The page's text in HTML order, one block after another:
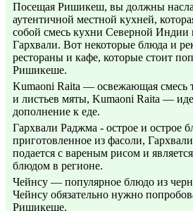
Посещая Ришикеш, вы должны
аутентичной местной кухней,
собой смесь кухни Северной Индии
Гархвали. Вот некоторые блюда и
рестораны и кафе, которые стоит
Ришикеше.
Kumaoni Raita — освежающая смесь
и листьев мяты, Kumaoni Raita —
дополнение к еде.
Гархвали Раджма - острое и острое
приготовленное из фасоли,
подается с вареным рисом и
блюдом в регионе.
Чейнсу — популярное блюдо из
Чейнсу обязательно нужно
Ришикеше.